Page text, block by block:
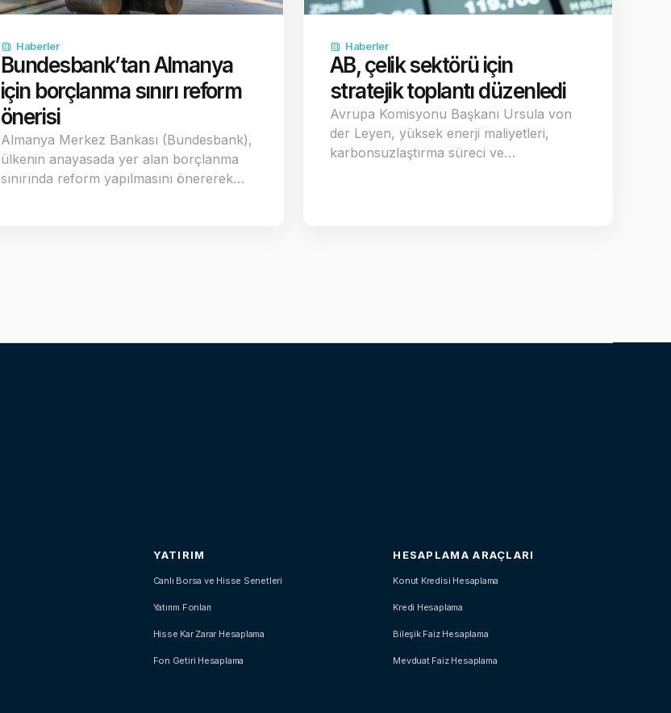
Haberler
Bundesbank’tan Almanya
için borçlanma sınırı reform
önerisi
Almanya Merkez Bankası (Bundesbank),
ülkenin anayasada yer alan borçlanma
sınırında reform yapılmasını önererek…
Haberler
AB, çelik sektörü için
stratejik toplantı düzenledi
Avrupa Komisyonu Başkanı Ursula von
der Leyen, yüksek enerji maliyetleri,
karbonsuzlaştırma süreci ve…
YATIRIM
Canlı Borsa ve Hisse Senetleri
Yatırım Fonları
Hisse Kar Zarar Hesaplama
Fon Getiri Hesaplama
HESAPLAMA ARAÇLARI
Konut Kredisi Hesaplama
Kredi Hesaplama
Bileşik Faiz Hesaplama
Mevduat Faiz Hesaplama